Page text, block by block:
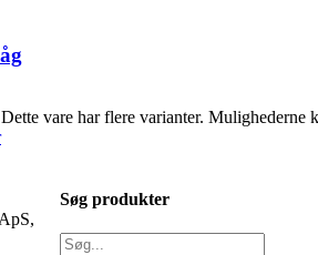
Dette vare har flere varianter. Mulighederne
Søg produkter